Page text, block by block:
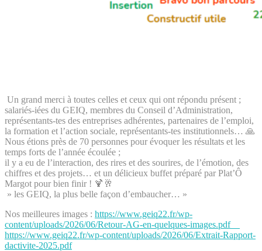
Un grand merci à toutes celles et ceux qui ont répondu présent ;
salariés-iées du GEIQ, membres du Conseil d’Administration,
représentants-tes des entreprises adhérentes, partenaires de l’emploi,
la formation et l’action sociale, représentants-tes institutionnels… 🙏
Nous étions près de 70 personnes pour évoquer les résultats et les
temps forts de l’année écoulée ;
il y a eu de l’interaction, des rires et des sourires, de l’émotion, des
chiffres et des projets… et un délicieux buffet préparé par Plat’Ô
Margot pour bien finir ! 🍹🥂
» les GEIQ, la plus belle façon d’embaucher… »
Nos meilleures images : https://www.geiq22.fr/wp-
content/uploads/2026/06/Retour-AG-en-quelques-images.pdf
https://www.geiq22.fr/wp-content/uploads/2026/06/Extrait-Rapport-
dactivite-2025.pdf